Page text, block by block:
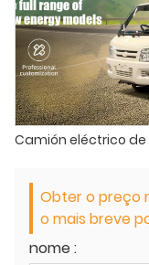
Obter o preço
o mais breve
nome :